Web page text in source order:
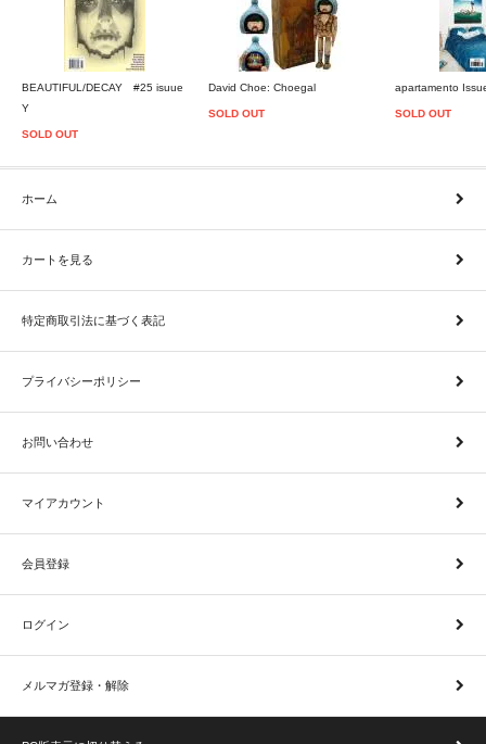
BEAUTIFUL/DECAY #25 isuue
Y
SOLD OUT
David Choe: Choegal
SOLD OUT
apartamento
SOLD OUT
ホーム
カートを見る
特定商取引法に基づく表記
プライバシーポリシー
お問い合わせ
マイアカウント
会員登録
ログイン
メルマガ登録・解除